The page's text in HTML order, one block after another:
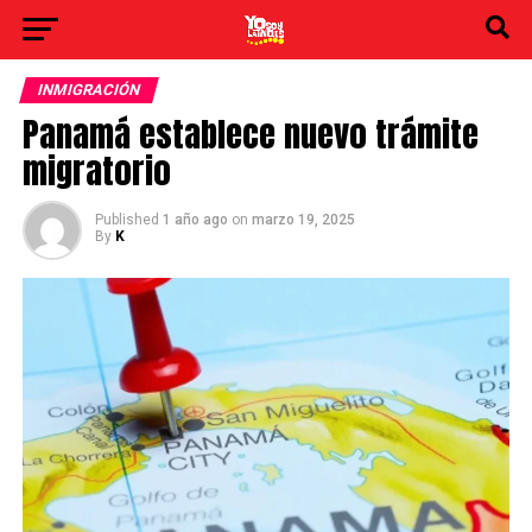
INMIGRACIÓN
Panamá establece nuevo trámite
migratorio
Published 1 año ago on marzo 19, 2025
By K